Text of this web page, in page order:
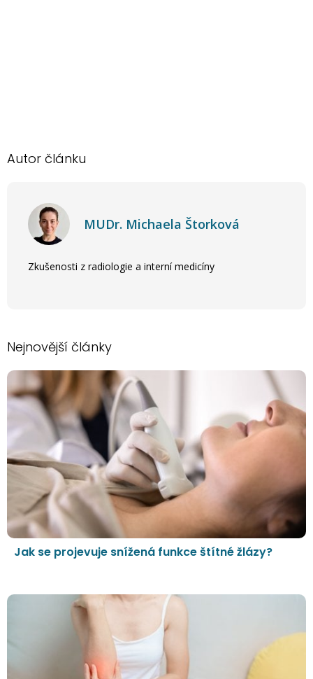
Autor článku
MUDr. Michaela Štorková
Zkušenosti z radiologie a interní medicíny
Nejnovější články
Jak se projevuje snížená funkce štítné žlázy?